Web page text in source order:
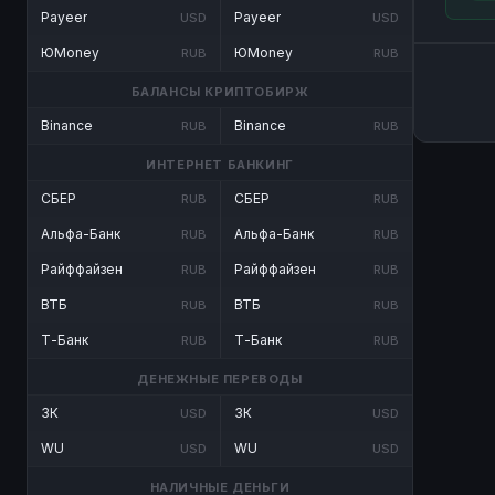
Payeer USD
ЮMoney RUB
Payeer USD
ЮMoney RUB
БАЛАНСЫ КРИПТОБИРЖ
Binance RUB Binance RUB
ИНТЕРНЕТ БАНКИНГ
СБЕР RUB
Альфа-Банк RUB
Райффайзен RUB
ВТБ RUB
Т-Банк RUB
СБЕР RUB
Альфа-Банк RUB
Райффайзен RUB
ВТБ RUB
Т-Банк RUB
ДЕНЕЖНЫЕ ПЕРЕВОДЫ
ЗК USD
WU USD
ЗК USD
WU USD
НАЛИЧНЫЕ ДЕНЬГИ